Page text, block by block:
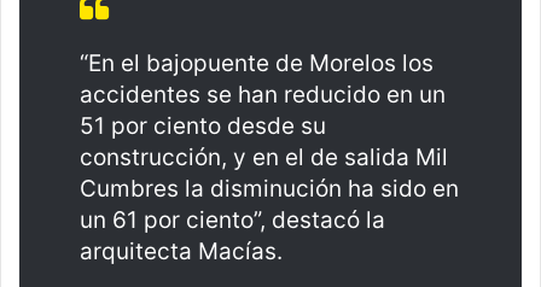
“En el bajopuente de Morelos los
accidentes se han reducido en un
51 por ciento desde su
construcción, y en el de salida Mil
Cumbres la disminución ha sido en
un 61 por ciento”, destacó la
arquitecta Macías.